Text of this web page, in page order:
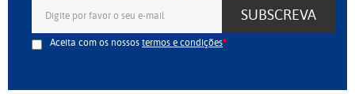
SUBSCREVA
Aceita com os nossostermos e condições